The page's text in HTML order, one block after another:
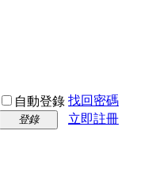
自動登錄 找回密碼
登錄
立即註冊